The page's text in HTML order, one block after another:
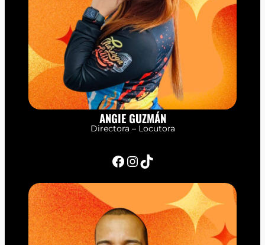
ANGIE GUZMÁN
Directora – Locutora
Facebook InstagramTikTok